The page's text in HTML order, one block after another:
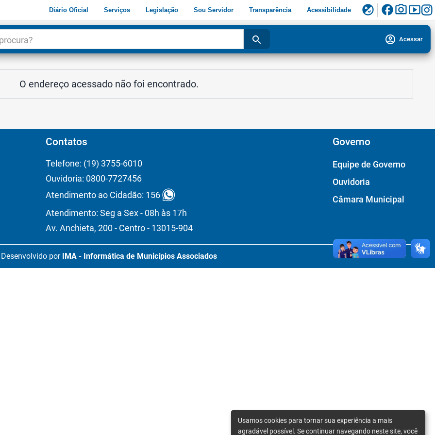
Diário Oficial Serviços Legislação Sou Servidor Transparência Acessibilidade flaky facebookphoto_camerasmart_display
search account_circle Acessar
O endereço acessado não foi encontrado.
Contatos
Telefone: (19) 3755-6010
Ouvidoria: 0800-7727456
Atendimento ao Cidadão: 156
Atendimento: Seg a Sex - 08h às 17h
Av. Anchieta, 200 - Centro - 13015-904
Governo
Equipe de Governo
Ouvidoria
Câmara Municipal
Desenvolvido por IMA - Informática de Municípios Associados
Usamos cookies para tornar sua experiência a mais
agradável possível. Se continuar navegando neste site, você